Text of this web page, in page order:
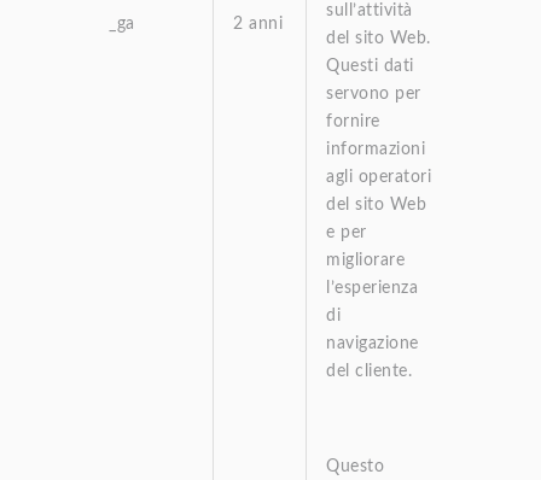
_ga 2 anni
sull’attività
del sito Web.
Questi dati
servono per
fornire
informazioni
agli operatori
del sito Web
e per
migliorare
l’esperienza
di
navigazione
del cliente.
Questo